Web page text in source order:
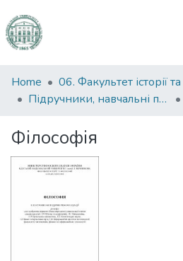
Communities
&
All of DSpace
Statistics
Home
Підручники, навчальні посібники та інші науково- та навчально-методичні праці ФІФ
Філософія